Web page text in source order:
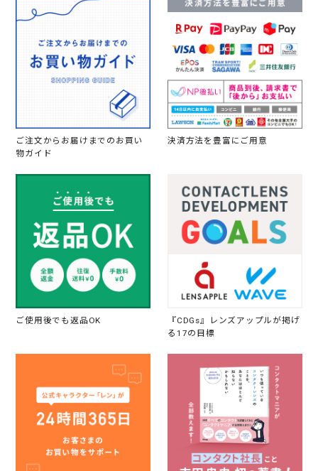
ご注文からお届けまでのお買い
物ガイド
決済方法を豊富にご用意
ご使用後でも返品OK
『CDGs』レンズアップルが掲げ
る17の目標